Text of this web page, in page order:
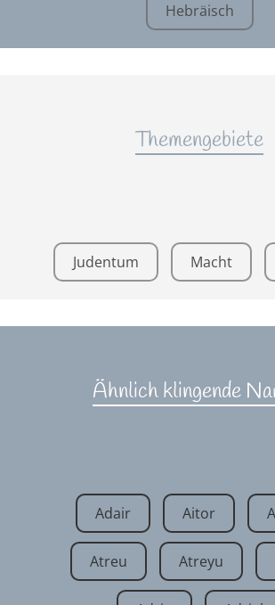
Hebräisch
Themengebiete
Judentum Macht
Ähnlich klingende
Adair Aitor
Atreu Atreyu